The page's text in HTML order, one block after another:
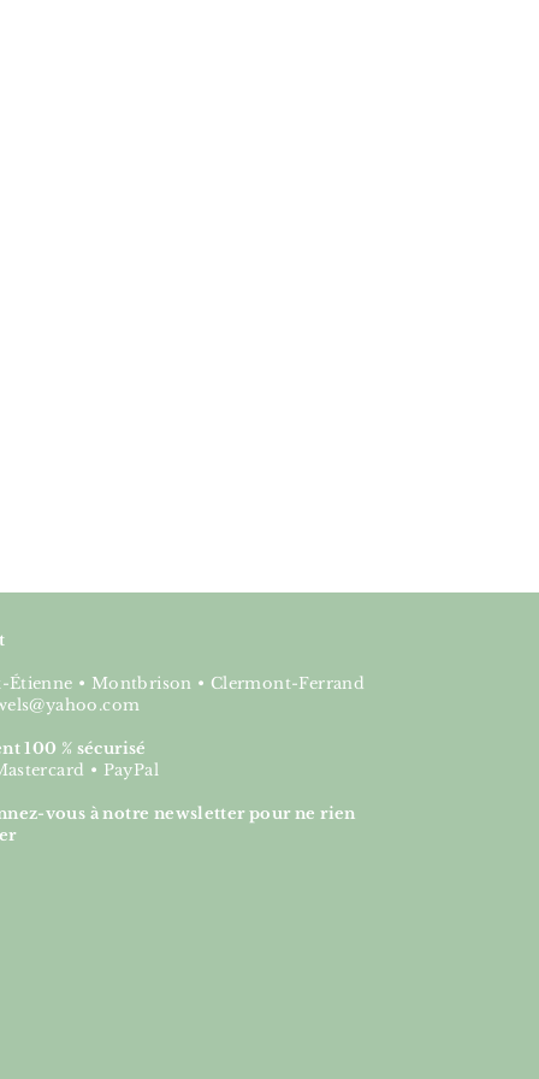
Étienne • Montbrison • Clermont-Ferrand
100 % sécurisé
• PayPal
vous à notre newsletter pour ne rien